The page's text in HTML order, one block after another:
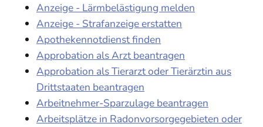
Anzeige - Lärmbelästigung melden
Anzeige - Strafanzeige erstatten
Apothekennotdienst finden
Approbation als Arzt beantragen
Approbation als Tierarzt oder Tierärztin aus
Drittstaaten beantragen
Arbeitnehmer-Sparzulage beantragen
Arbeitsplätze in Radonvorsorgegebieten oder